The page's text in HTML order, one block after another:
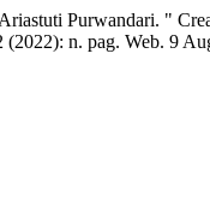
Purwandari. "
(2022): n. pag. Web. 9